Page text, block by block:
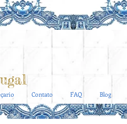
Contato FAQ Blog